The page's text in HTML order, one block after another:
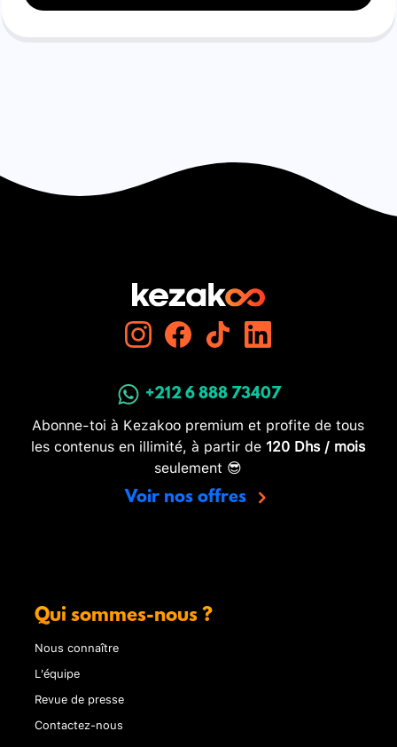
+212 6 888 73407
Abonne-toi à Kezakoo premium et profite de tous
les contenus en illimité, à partir de 120 Dhs / mois
seulement 😎
Voir nos offres
Qui sommes-nous ?
Nous connaître
L'équipe
Revue de presse
Contactez-nous